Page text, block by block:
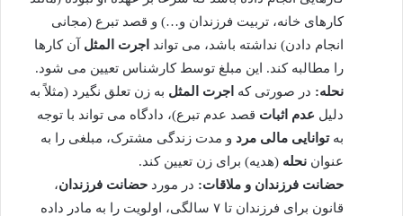
کارهای خانه، تربیت فرزندان و…) و قصد تبرع (مجانی
انجام دادن) نداشته باشد، می تواند اجرت المثل آن کارها
را مطالبه کند. این مبلغ توسط کارشناس تعیین می شود.
نحله: در صورتی که اجرت المثل به زن تعلق نگیرد (مثلاً به
دلیل عدم اثبات قصد عدم تبرع)، دادگاه می تواند با توجه
بهتوانایی مالی مرد و مدت زندگی مشترک، مبلغی را به
عنوان نحله (هدیه) برای زن تعیین کند.
حضانت فرزندان و ملاقات: در مورد حضانت فرزندان،
قانون برای فرزندان تا ۷ سالگی، اولویت را به مادر داده